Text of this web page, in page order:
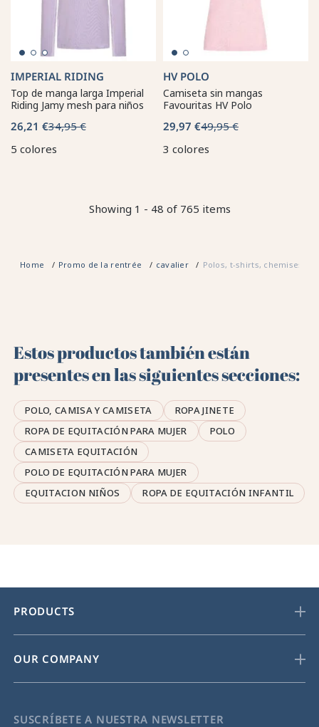
IMPERIAL RIDING
Top de manga larga Imperial
Riding Jamy mesh para niños
26,21 €34,95 €
5 colores
HV POLO
Camiseta sin mangas
Favouritas HV Polo
29,97 €49,95 €
3 colores
Showing 1 - 48 of 765 items
Home Promo de la rentrée cavalier Polos, t-shirts, chemises
Estos productos también están
presentes en las siguientes secciones:
POLO, CAMISA Y CAMISETA
ROPA JINETE
ROPA DE EQUITACIÓN PARA MUJER
POLO
CAMISETA EQUITACIÓN
POLO DE EQUITACIÓN PARA MUJER
EQUITACION NIÑOS
ROPA DE EQUITACIÓN INFANTIL
PRODUCTS
OUR COMPANY
SUSCRÍBETE A NUESTRA NEWSLETTER